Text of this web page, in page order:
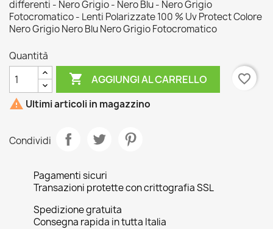
differenti - Nero Grigio - Nero Blu - Nero Grigio
Fotocromatico - Lenti Polarizzate 100 % Uv Protect Colore
Nero Grigio Nero Blu Nero Grigio Fotocromatico
Quantità
 AGGIUNGI AL CARRELLO
favorite_border
 Ultimi articoli in magazzino
Condividi
Pagamenti sicuri
Transazioni protette con crittografia SSL
Spedizione gratuita
Consegna rapida in tutta Italia